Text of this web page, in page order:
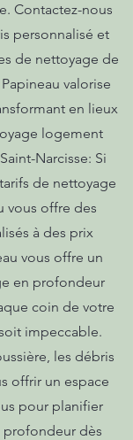
Contactez-nous
personnalisé et
de nettoyage de
valorise
en lieux
logement
Narcisse: Si
de nettoyage
vous offre des
à des prix
vous offre un
en profondeur
coin de votre
impeccable.
les débris
offrir un espace
pour planifier
dès